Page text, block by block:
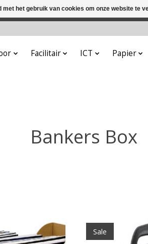
Facilitair ICT Papier
Bankers Box
Sale
het gebruik van cookies om onze website te
in aanbouw. Eventueel geplaatste